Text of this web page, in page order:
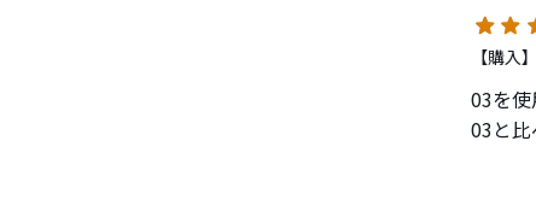
です。
【購入
03を使
03と比